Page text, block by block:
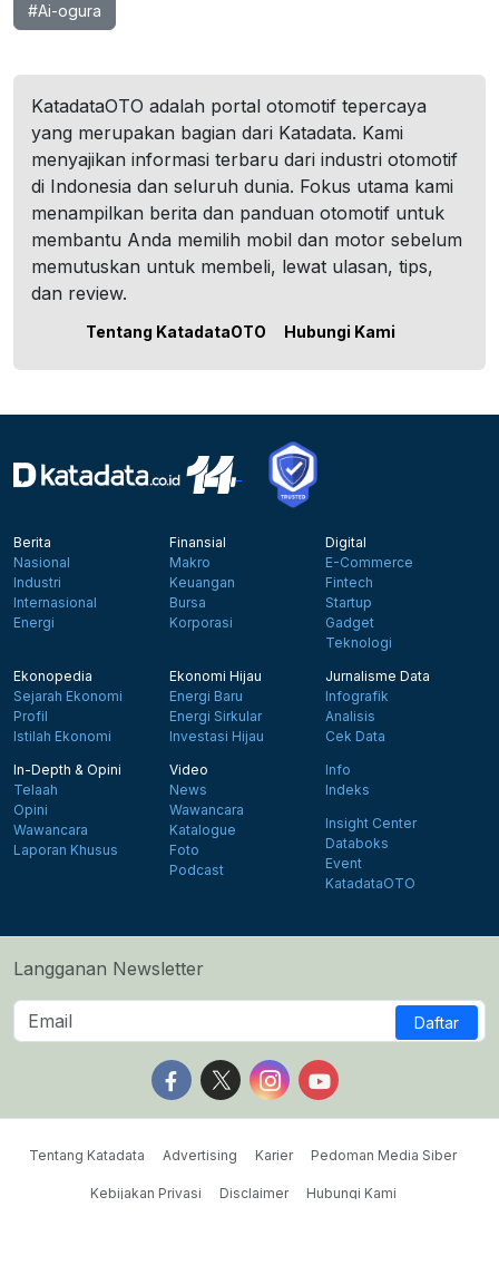
#Ai-ogura
KatadataOTO adalah portal otomotif tepercaya
yang merupakan bagian dari Katadata. Kami
menyajikan informasi terbaru dari industri otomotif
di Indonesia dan seluruh dunia. Fokus utama kami
menampilkan berita dan panduan otomotif untuk
membantu Anda memilih mobil dan motor sebelum
memutuskan untuk membeli, lewat ulasan, tips,
dan review.
Tentang KatadataOTO Hubungi Kami
Berita
Nasional
Industri
Internasional
Energi
Finansial
Makro
Keuangan
Bursa
Korporasi
Digital
E-Commerce
Fintech
Startup
Gadget
Teknologi
Ekonopedia
Sejarah Ekonomi
Profil
Istilah Ekonomi
Ekonomi Hijau
Energi Baru
Energi Sirkular
Investasi Hijau
Jurnalisme Data
Infografik
Analisis
Cek Data
In-Depth & Opini
Telaah
Opini
Wawancara
Laporan Khusus
Video
News
Wawancara
Katalogue
Foto
Podcast
Info
Indeks
Insight Center
Databoks
Event
KatadataOTO
Langganan Newsletter
Daftar
Follow us on Facebook
Follow us on X
Follow us on Instagram
Follow us on
Tentang Katadata Advertising Karier Pedoman Media Siber
Kebijakan Privasi Disclaimer Hubungi Kami